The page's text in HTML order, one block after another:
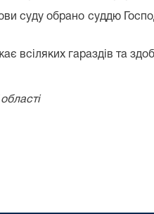
суду обрано суддю
гараздів та